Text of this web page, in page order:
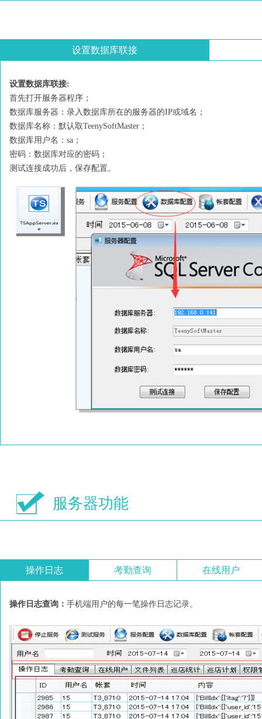
设置数据库联接
设置数据库联接:
首先打开服务器程序；
数据库服务器：录入数据库所在的服务器的IP或域名；
数据库名称：默认取TeenySoftMaster；
数据库用户名：sa；
密码：数据库对应的密码；
测试连接成功后，保存配置。
服务器功能
操作日志 考勤查询 在线用户
操作日志查询： 手机端用户的每一笔操作日志记录。